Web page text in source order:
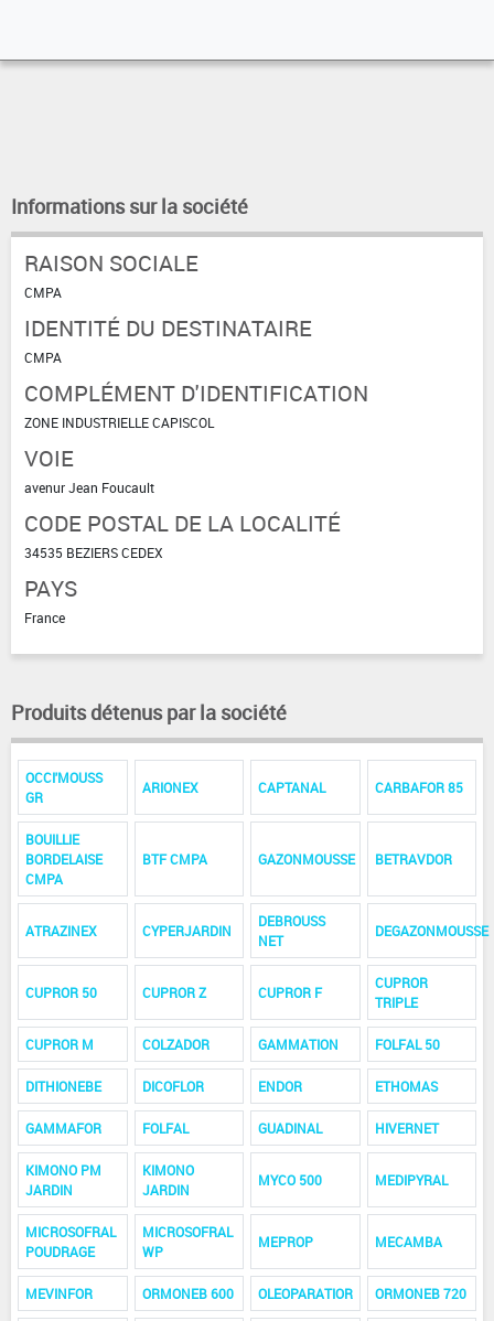
Informations sur la société
RAISON SOCIALE
CMPA
IDENTITÉ DU DESTINATAIRE
CMPA
COMPLÉMENT D'IDENTIFICATION
ZONE INDUSTRIELLE CAPISCOL
VOIE
avenur Jean Foucault
CODE POSTAL DE LA LOCALITÉ
34535 BEZIERS CEDEX
PAYS
France
Produits détenus par la société
OCCI'MOUSS
GR
ARIONEX CAPTANAL CARBAFOR 85
BOUILLIE
BORDELAISE
CMPA
BTF CMPA GAZONMOUSSE BETRAVDOR
ATRAZINEX CYPERJARDIN
DEBROUSS
NET
DEGAZONMOUSSE
CUPROR 50 CUPROR Z CUPROR F
CUPROR
TRIPLE
CUPROR M COLZADOR GAMMATION FOLFAL 50
DITHIONEBE DICOFLOR ENDOR ETHOMAS
GAMMAFOR FOLFAL GUADINAL HIVERNET
KIMONO PM
JARDIN
KIMONO
JARDIN
MYCO 500 MEDIPYRAL
MICROSOFRAL
POUDRAGE
MICROSOFRAL
WP
MEPROP MECAMBA
MEVINFOR ORMONEB 600 OLEOPARATIOR ORMONEB 720